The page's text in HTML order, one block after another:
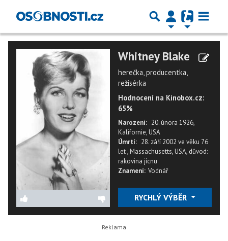
Whitney Blake
herečka, producentka,
režisérka
Hodnocení na Kinobox.cz:
65%
Narození: 20. února 1926,
Kalifornie, USA
Úmrtí: 28. září 2002 ve věku 76
let, Massachusetts, USA, důvod:
rakovina jícnu
Znamení: Vodnář
RYCHLÝ VÝBĚR